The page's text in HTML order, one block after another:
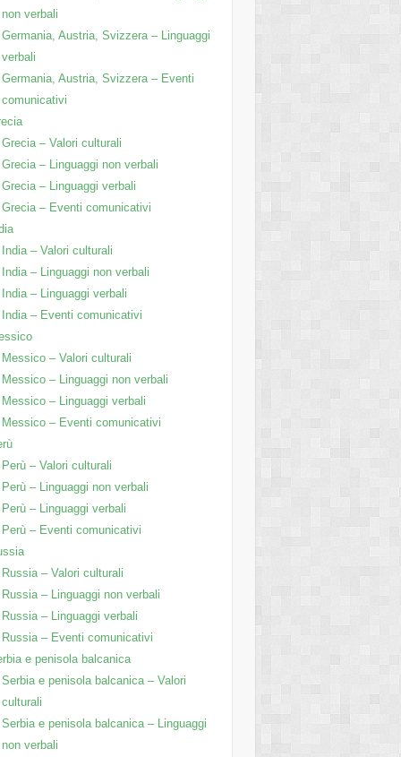
non verbali
Germania, Austria, Svizzera – Linguaggi
verbali
Germania, Austria, Svizzera – Eventi
comunicativi
Grecia – Valori culturali
Grecia – Linguaggi non verbali
Grecia – Linguaggi verbali
Grecia – Eventi comunicativi
India – Valori culturali
India – Linguaggi non verbali
India – Linguaggi verbali
India – Eventi comunicativi
Messico – Valori culturali
Messico – Linguaggi non verbali
Messico – Linguaggi verbali
Messico – Eventi comunicativi
Perù – Valori culturali
Perù – Linguaggi non verbali
Perù – Linguaggi verbali
Perù – Eventi comunicativi
Russia – Valori culturali
Russia – Linguaggi non verbali
Russia – Linguaggi verbali
Russia – Eventi comunicativi
e penisola balcanica
Serbia e penisola balcanica – Valori
culturali
Serbia e penisola balcanica – Linguaggi
non verbali